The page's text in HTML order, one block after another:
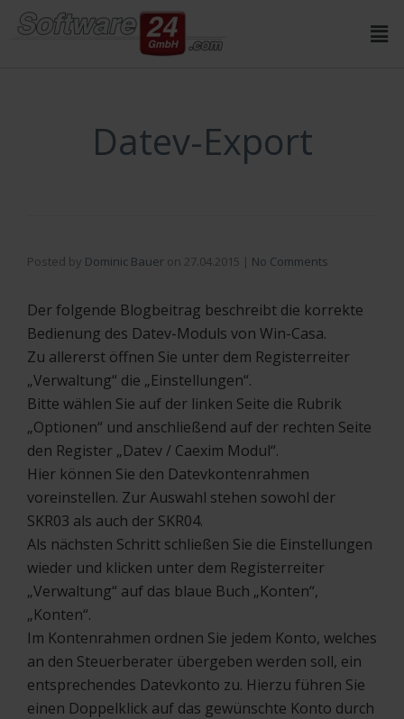
springen
Datev-Export
Posted by Dominic Bauer on 27.04.2015 | No Comments
Der folgende Blogbeitrag beschreibt die korrekte
Bedienung des Datev-Moduls von Win-Casa.
Zu allererst öffnen Sie unter dem Registerreiter
„Verwaltung“ die „Einstellungen“.
Bitte wählen Sie auf der linken Seite die Rubrik
„Optionen“ und anschließend auf der rechten Seite
den Register „Datev / Caexim Modul“.
Hier können Sie den Datevkontenrahmen
voreinstellen. Zur Auswahl stehen sowohl der
SKR03 als auch der SKR04.
Als nächsten Schritt schließen Sie die Einstellungen
wieder und klicken unter dem Registerreiter
„Verwaltung“ auf das blaue Buch „Konten“,
„Konten“.
Im Kontenrahmen ordnen Sie jedem Konto, welches
an den Steuerberater übergeben werden soll, ein
entsprechendes Datevkonto zu. Hierzu führen Sie
einen Doppelklick auf das gewünschte Konto durch